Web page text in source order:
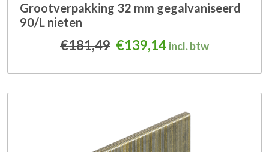
Grootverpakking 32 mm gegalvaniseerd
90/L nieten
€181,49 Oorspronkelijke prijs
€139,14Huidige prijs is:
incl. btw